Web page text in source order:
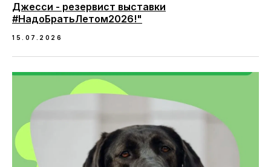
Джесси - резервист выставки
#НадоБратьЛетом2026!"
15.07.2026